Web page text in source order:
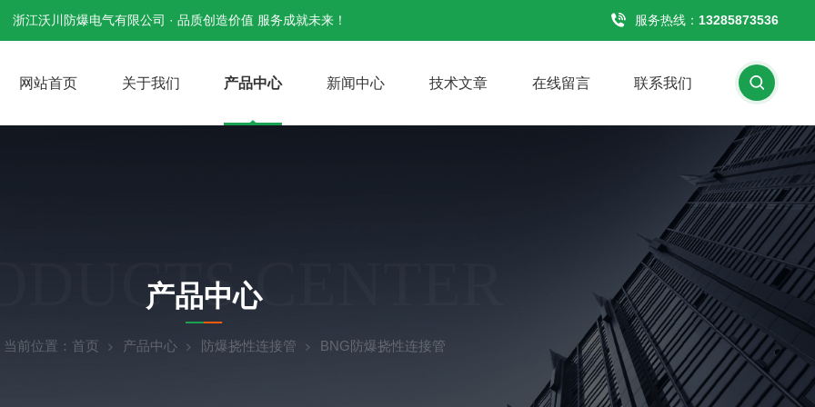
浙江沃川防爆电气有限公司 · 品质创造价值 服务成就未来！ 服务热线： 13285873536
网站首页 关于我们 产品中心 新闻中心 技术文章 在线留言 联系我们
CENTER
产品中心
当前位置： 首页 产品中心 防爆挠性连接管 BNG防爆挠性连接管